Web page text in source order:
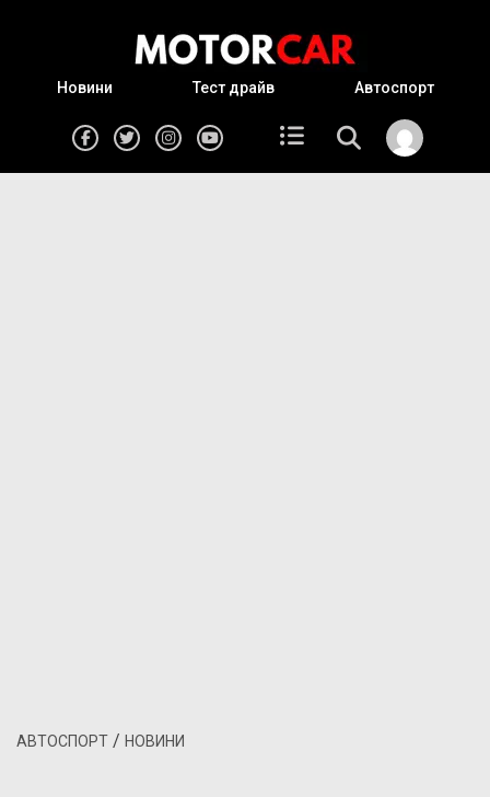
Новини Тест драйв Автоспорт
АВТОСПОРТ / НОВИНИ